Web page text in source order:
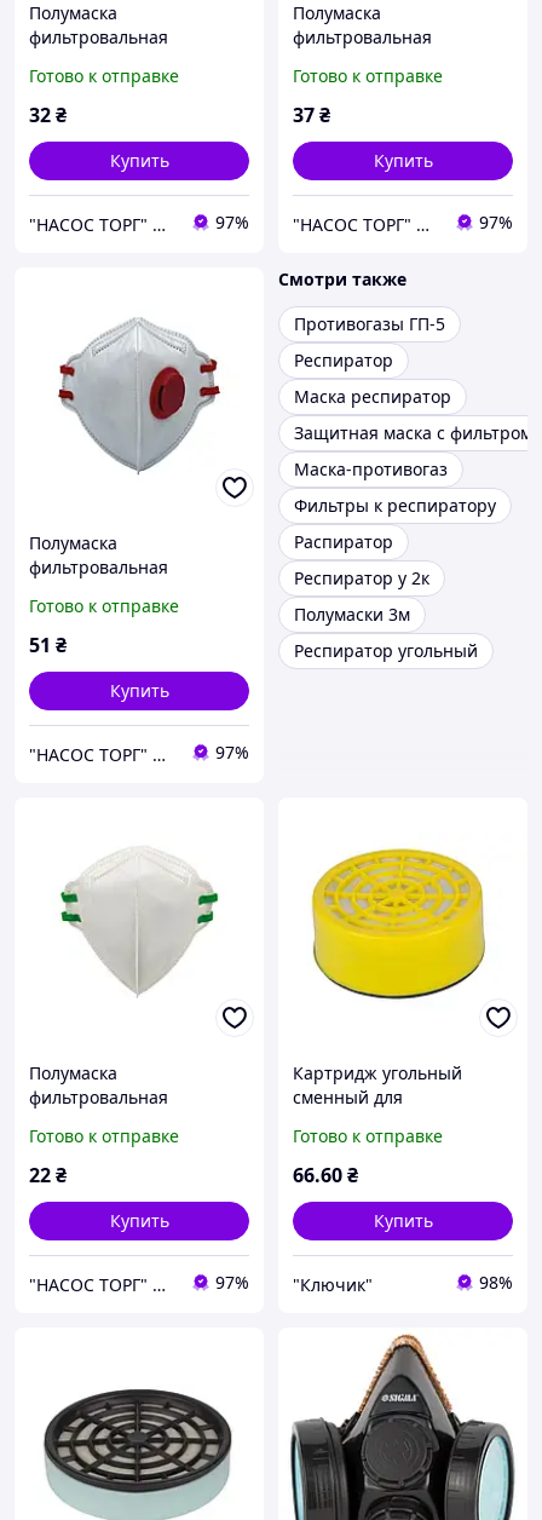
Полумаска
фильтровальная
с клапаном ТМ SIGMA
Готово к отправке
32₴
Купить
"НАСОС ТОРГ" Насосное оборудование, инструменты, освещение 97%
Полумаска
фильтровальная
с клапаном ТМ SIGMA
Готово к отправке
37₴
Купить
"НАСОС ТОРГ" Насосное оборудование, инструменты, освещение 97%
Полумаска
фильтровальная
с клапаном ТМ SIGMA
Готово к отправке
51 ₴
Купить
"НАСОС ТОРГ" Насосное оборудование, инструменты, освещение 97%
Смотри также
Противогазы ГП-5
Респиратор
Маска респиратор
Защитная маска с фильтром
Маска-противогаз
Фильтры к респиратору
Распиратор
Респиратор у 2к
Полумаски 3м
Респиратор угольный
Полумаска
фильтровальная
без клапана ТМ SIGMA
Готово к отправке
22₴
Купить
"НАСОС ТОРГ" Насосное оборудование, инструменты, освещение 97%
Картридж угольный
сменный для
9422521
Готово к отправке
66.60₴
Купить
"Ключик" 98%